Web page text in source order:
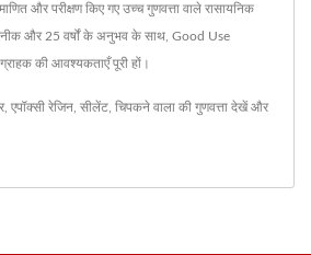
और परीक्षण किए गए उच्च गुणवत्ता वाले रासायनिक
और 25 वर्षों के अनुभव के साथ, Good Use
की आवश्यकताएँ पूरी हों।
, एपॉक्सी रेजिन सीलेंट चिपकने वाला की गुणवत्ता देखें और